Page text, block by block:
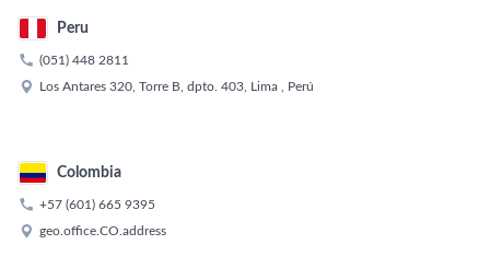
Peru
 (051) 448 2811
 Los Antares 320, Torre B, dpto. 403, Lima , Perú
Colombia
 +57 (601) 665 9395
 geo.office.CO.address